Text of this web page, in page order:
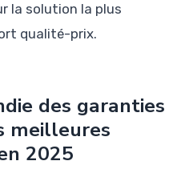
la solution la plus
qualité-prix.
des garanties
meilleures
2025